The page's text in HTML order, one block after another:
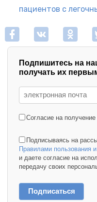
пациентов с
Подпишитесь на
получать их
Согласие на
Подписываясь на
Правилами пользования
и даете согласие на
передачу своих
Подписаться